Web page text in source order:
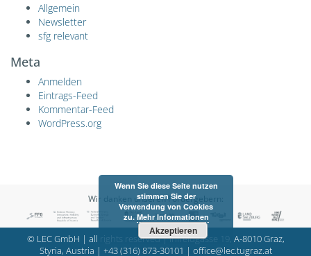
Allgemein
Newsletter
sfg relevant
Meta
Anmelden
Eintrags-Feed
Kommentar-Feed
WordPress.org
Wir danken unseren Fördergebern:
© LEC GmbH | all rights reserved | Inffeldgasse 19, A-8010 Graz,
Styria, Austria | +43 (316) 873-30101 | office@lec.tugraz.at
Wenn Sie diese Seite nutzen
stimmen Sie der
Verwendung von Cookies
zu. Mehr Informationen
Akzeptieren